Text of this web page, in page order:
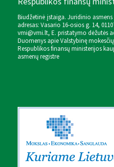
Biudžetinė įstaiga. Juridinio asmens
adresas: Vasario 16-osios g. 14,
vmi@vmi.lt, E. pristatymo dėžutės
Duomenys apie Valstybinę
Respublikos finansų ministerijos
asmenų registre